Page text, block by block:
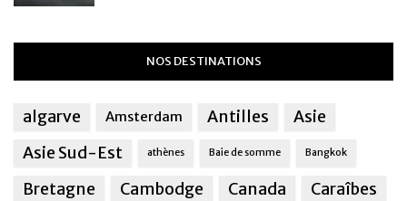
NOS DESTINATIONS
algarve Amsterdam Antilles
Asie
Asie Sud-Est
athènes Baie de somme Bangkok
Bretagne Cambodge Canada Caraîbes